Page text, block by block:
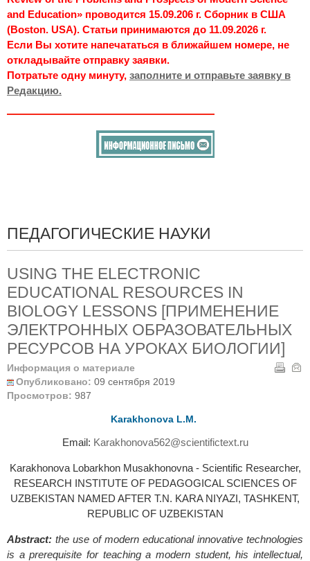
and Education» проводится 15.09.206 г. Сборник в США
(Boston. USA). Статьи принимаются до 11.09.2026 г.
Если Вы хотите напечататься в ближайшем номере, не
откладывайте отправку заявки.
Потратьте одну минуту, заполните и отправьте заявку в
Редакцию.
ПЕДАГОГИЧЕСКИЕ НАУКИ
USING THE ELECTRONIC
EDUCATIONAL RESOURCES IN
BIOLOGY LESSONS [ПРИМЕНЕНИЕ
ЭЛЕКТРОННЫХ ОБРАЗОВАТЕЛЬНЫХ
РЕСУРСОВ НА УРОКАХ БИОЛОГИИ]
Информация о материале
Опубликовано: 09 сентября 2019
Просмотров: 987
Karakhonova L.M.
Email: Karakhonova562@scientifictext.ru
Karakhonova Lobarkhon Musakhonovna - Scientific Researcher,
RESEARCH INSTITUTE OF PEDAGOGICAL SCIENCES OF
UZBEKISTAN NAMED AFTER T.N. KARA NIYAZI, TASHKENT,
REPUBLIC OF UZBEKISTAN
Abstract: the use of modern educational innovative technologies
is a prerequisite for teaching a modern student, his intellectual,